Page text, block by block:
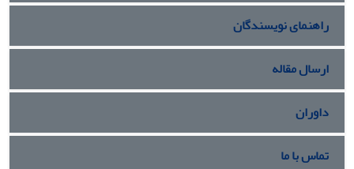
راهنمای نویسندگان
ارسال مقاله
داوران
تماس با ما